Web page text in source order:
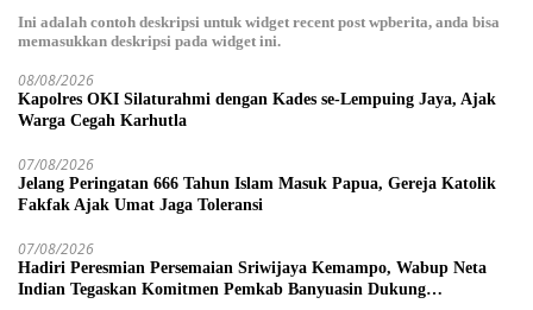
Ini adalah contoh deskripsi untuk widget recent post wpberita, anda bisa
memasukkan deskripsi pada widget ini.
08/08/2026
Kapolres OKI Silaturahmi dengan Kades se-Lempuing Jaya, Ajak
Warga Cegah Karhutla
07/08/2026
Jelang Peringatan 666 Tahun Islam Masuk Papua, Gereja Katolik
Fakfak Ajak Umat Jaga Toleransi
07/08/2026
Hadiri Peresmian Persemaian Sriwijaya Kemampo, Wabup Neta
Indian Tegaskan Komitmen Pemkab Banyuasin Dukung